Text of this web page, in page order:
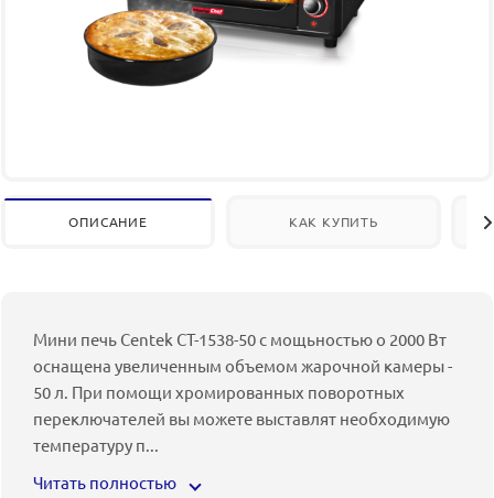
ОПИСАНИЕ КАК КУПИТЬ
Мини печь Centek CT-1538-50 с мощьностью о 2000 Вт
оснащена увеличенным объемом жарочной камеры -
50 л. При помощи хромированных поворотных
переключателей вы можете выставлят необходимую
температуру п...
Читать полностью